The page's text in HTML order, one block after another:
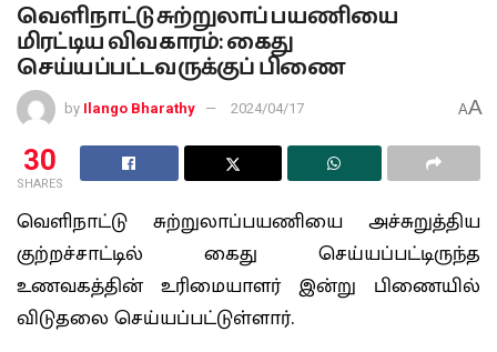
வெளிநாட்டு சுற்றுலாப் பயணியை
மிரட்டிய விவகாரம்: கைது
செய்யப்பட்டவருக்குப் பிணை
by Ilango Bharathy 2024/04/17 AA
30
SHARES
வெளிநாட்டு சுற்றுலாப்பயணியை அச்சுறுத்திய
குற்றச்சாட்டில் கைது செய்யப்பட்டிருந்த
உணவகத்தின் உரிமையாளர் இன்று பிணையில்
விடுதலை செய்யப்பட்டுள்ளார்.